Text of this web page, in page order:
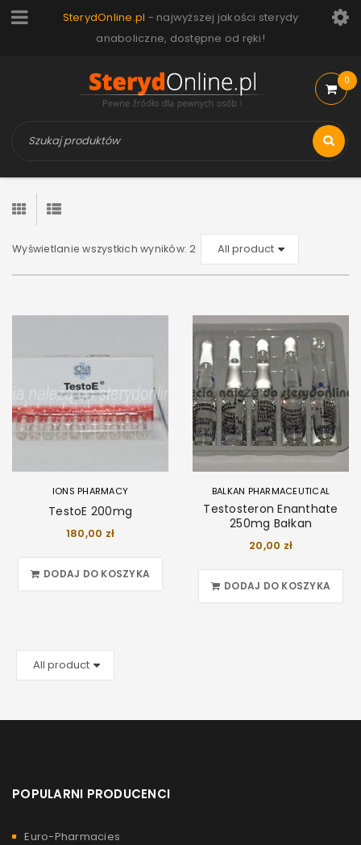
SterydOnline.pl - najwyższej jakości sterydy
anaboliczne, dostępne od ręki!
0
Wyświetlanie wszystkich wyników: 2
IONS PHARMACY
TestoE 200mg
180,00 zł
DODAJ DO KOSZYKA
BALKAN PHARMACEUTICAL
Testosteron Enanthate
250mg Bałkan
20,00 zł
DODAJ DO KOSZYKA
POPULARNI PRODUCENCI
Euro-Pharmacies